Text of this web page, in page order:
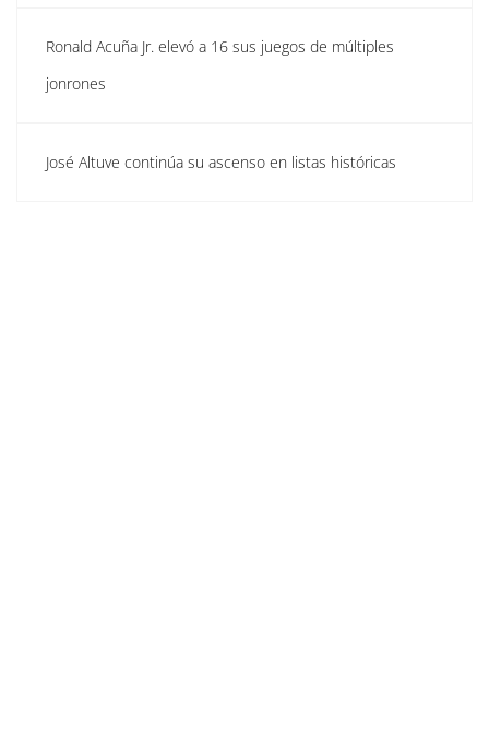
Ronald Acuña Jr. elevó a 16 sus juegos de múltiples
jonrones
José Altuve continúa su ascenso en listas históricas